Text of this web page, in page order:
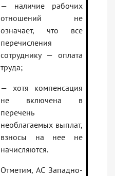
— наличие рабочих
отношений не
означает, что все
перечисления
сотруднику — оплата
труда;
— хотя компенсация
не включена в
перечень
необлагаемых выплат,
взносы на нее не
начисляются.
Отметим, АС Западно-